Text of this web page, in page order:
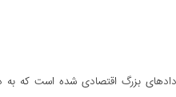
بزرگ اقتصادی شده است که